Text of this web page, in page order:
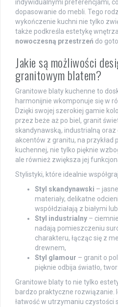
indywidualnymi preferencjami,
dopasowanie do mebli. Tego
wykończenie kuchni nie tylko
także podkreśla estetykę
nowoczesną przestrzeń do
Jakie są możliwości
granitowym blatem?
Granitowe blaty kuchenne to
harmonijnie wkomponuje się w
Dzięki swojej szerokiej gamie
przez beże aż po biel, granit
skandynawską, industrialną
akcentów z granitu, na przykład
kuchennej, nie tylko pięknie
ale również zwiększa jej
Stylistyki, które idealnie
Styl skandynawski –
materiały, delikatne
współdziałają z białymi
Styl industrialny –
nadają pomieszczeniu
charakteru, łącząc się z
drewnem,
Styl glamour – granit o
pięknie odbija światło,
Granitowe blaty to nie tylko
bardzo praktyczne rozwiązanie.
łatwość w utrzymaniu czystości